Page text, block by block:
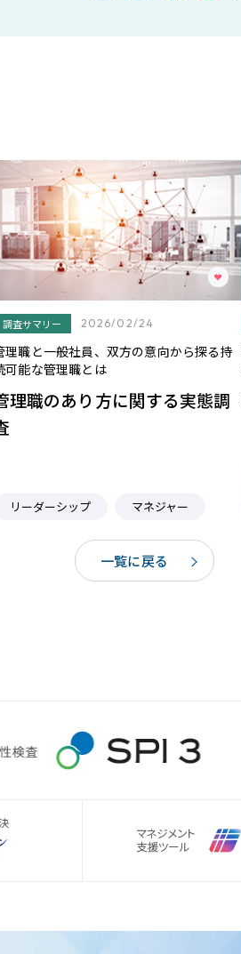
調査サマリー 2026/02/24
理職と一般社員、双方の意向から探る持
可能な管理職とは
理職のあり方に関する実態調
リーダーシップ マネジャー
一覧に戻る